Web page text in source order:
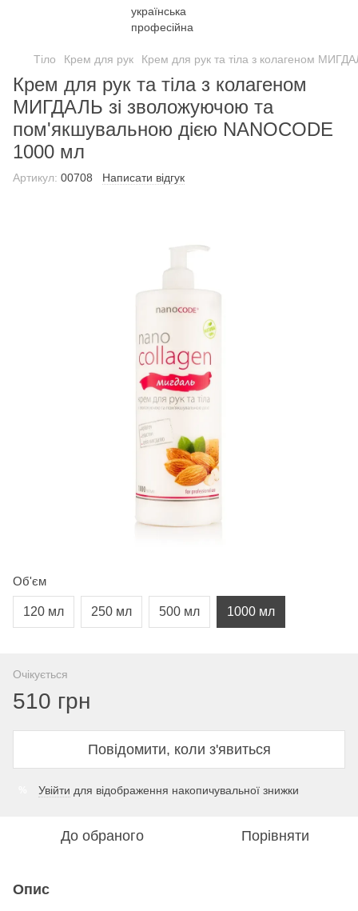
Тіло Крем для рук Крем для рук та тіла з колагеном
Крем для рук та тіла з колагеном
МИГДАЛЬ зі зволожуючою та
пом'якшувальною дією NANOCODE
1000 мл
Артикул: 00708 Написати відгук
Об'єм
120 мл 250 мл 500 мл 1000 мл
Очікується
510 грн
Повідомити, коли з'явиться
Увійти для відображення накопичувальної знижки
До обраного Порівняти
Опис